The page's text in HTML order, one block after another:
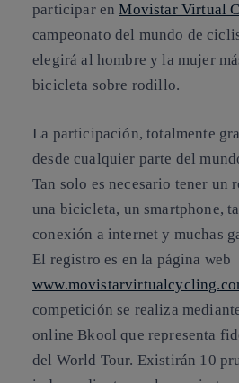
participar enMovistar Virtual
campeonato del mundo de
elegirá al hombre y la mujer
bicicleta sobre rodillo.
La participación, totalmente
desde cualquier parte del
Tan solo es necesario tener
una bicicleta, un smartphone,
conexión a internet y muchas
El registro es en la página web
competición se realiza
online Bkool que representa
del World Tour. Existirán 10